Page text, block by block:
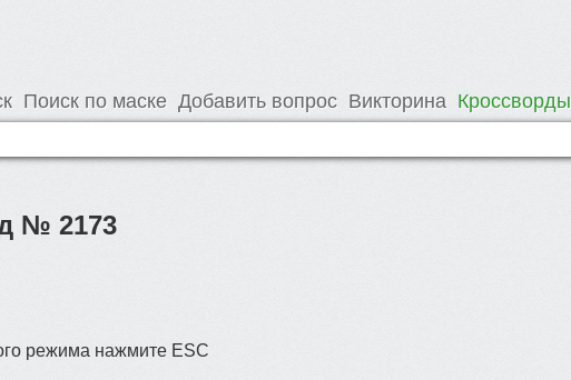
Поиск по маске Добавить вопрос Викторина Кроссворды
№ 2173
режима нажмите ESC